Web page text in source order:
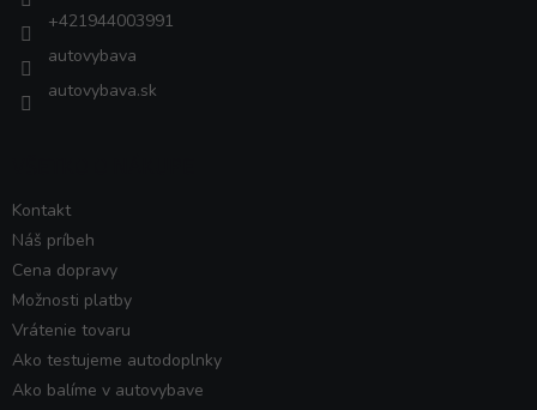
+421944003991
autovybava
autovybava.sk
Kontakt
Náš príbeh
Cena dopravy
Možnosti platby
Vrátenie tovaru
Ako testujeme autodoplnky
Ako balíme v autovybave